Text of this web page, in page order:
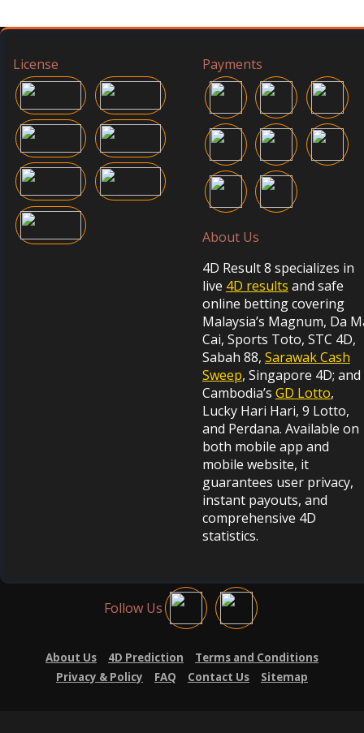
License Payments
About Us
4D Result 8 specializes in
live 4D results and safe
online betting covering
Malaysia’s Magnum, Da
Cai, Sports Toto, STC 4D,
Sabah 88, Sarawak Cash
Sweep, Singapore 4D; and
Cambodia’s GD Lotto,
Lucky Hari Hari, 9 Lotto,
and Perdana. Available on
both mobile app and
mobile website, it
guarantees user privacy,
instant payouts, and
comprehensive 4D
statistics.
Follow Us
About Us 4D Prediction
Terms and Conditions
Privacy & Policy
FAQ Contact Us Sitemap